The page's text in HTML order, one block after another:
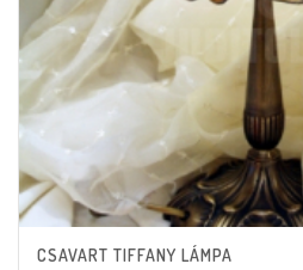
CSAVART TIFFANY LÁMPA